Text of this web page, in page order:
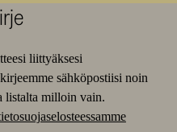
liittyäksesi
sähköpostiisi noin
listalta milloin vain.